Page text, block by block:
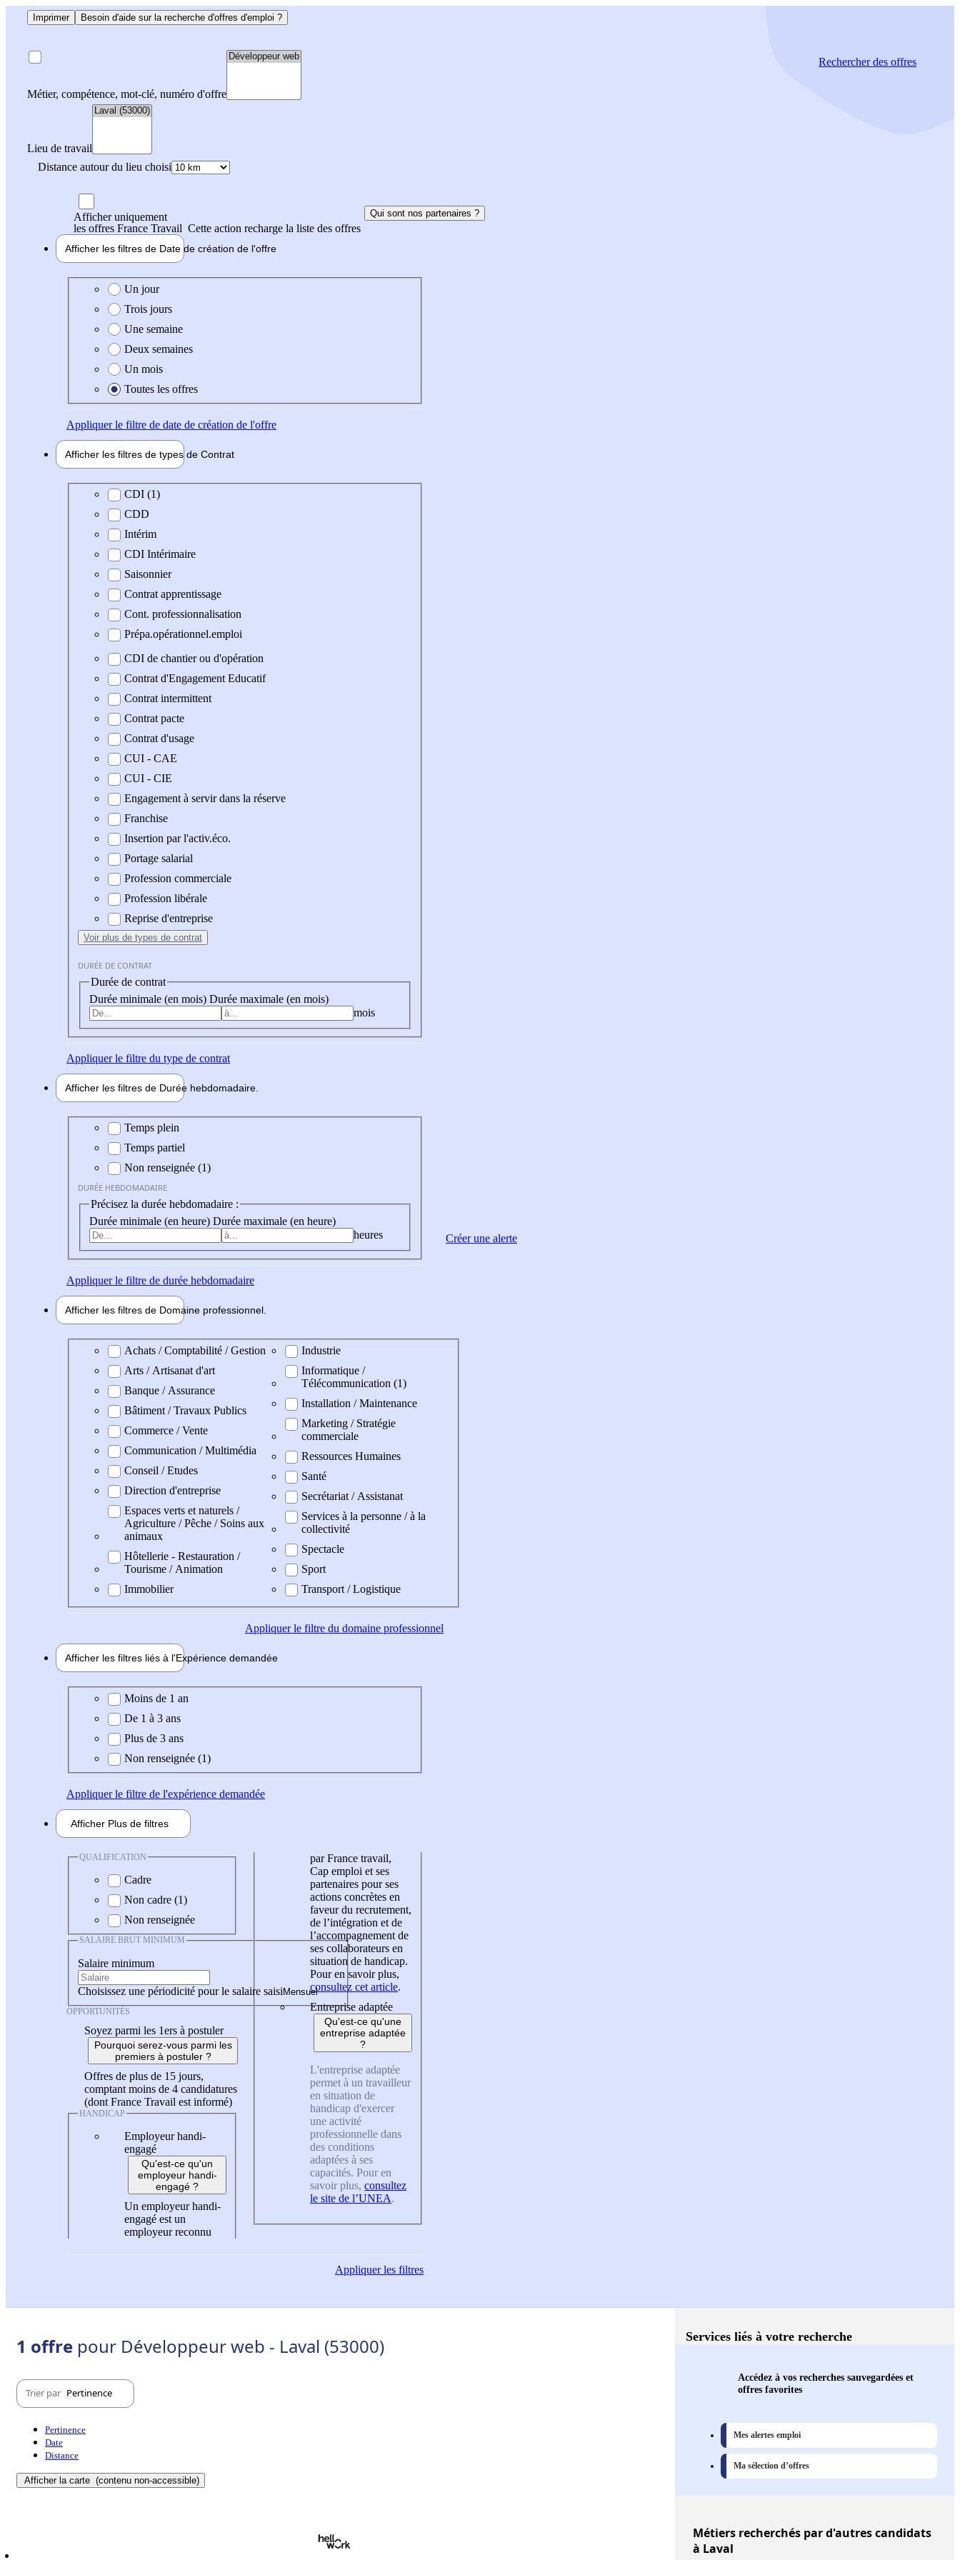
Imprimer Besoin d'aide sur la recherche d'offres d'emploi ?
Métier, compétence, mot-clé, numéro d'offre
Lieu de travail
Distance autour du lieu choisi
Rechercherdes offres
Afficher uniquement
les offres France Travail Cette action recharge la liste des offres
Qui sont nos partenaires ?
Afficher les filtres de Date de création de l'offre
Date de création de l'offre
Un jour
Trois jours
Une semaine
Deux semaines
Un mois
Toutes les offres
Appliquerle filtre de date de création de l'offre
Afficher les filtres de types de Contrat
Type de contrat
CDI (1)
CDD
Intérim
CDI Intérimaire
Saisonnier
Contrat apprentissage
Cont. professionnalisation
Prépa.opérationnel.emploi
CDI de chantier ou d'opération
Contrat d'Engagement Educatif
Contrat intermittent
Contrat pacte
Contrat d'usage
CUI - CAE
CUI - CIE
Engagement à servir dans la réserve
Franchise
Insertion par l'activ.éco.
Portage salarial
Profession commerciale
Profession libérale
Reprise d'entreprise
Voir plus de types de contrat
DURÉE DE CONTRAT
Durée de contrat
Durée minimale (en mois) Durée maximale (en mois)
mois
Appliquerle filtre du type de contrat
Afficher les filtres de Durée hebdomadaire
Durée hebdomadaire
Temps plein
Temps partiel
Non renseignée (1)
DURÉE HEBDOMADAIRE
Précisez la durée hebdomadaire :
Durée minimale (en heure) Durée maximale (en heure)
heures
Appliquerle filtre de durée hebdomadaire
Afficher les filtres de Domaine professionnel
Domaine professionel
Achats / Comptabilité / Gestion
Arts / Artisanat d'art
Banque / Assurance
Bâtiment / Travaux Publics
Commerce / Vente
Communication / Multimédia
Conseil / Etudes
Direction d'entreprise
Espaces verts et naturels /
Agriculture / Pêche / Soins aux
animaux
Hôtellerie - Restauration /
Tourisme / Animation
Immobilier
Industrie
Informatique /
Télécommunication (1)
Installation / Maintenance
Marketing / Stratégie
commerciale
Ressources Humaines
Santé
Secrétariat / Assistanat
Services à la personne / à la
collectivité
Spectacle
Sport
Transport / Logistique
Appliquerle filtre du domaine professionnel
Afficher les filtres liés à l'Expérience demandée
Expérience demandée
Moins de 1 an
De 1 à 3 ans
Plus de 3 ans
Non renseignée (1)
Appliquerle filtre de l'expérience demandée
Afficher Plus de filtres
QUALIFICATION
Cadre
Non cadre (1)
Non renseignée
SALAIRE BRUT MINIMUM
Salaire minimum
Choisissez une périodicité pour le salaire saisi
OPPORTUNITÉS
Soyez parmi les 1ers à postuler
Pourquoi serez-vous parmi les
premiers à postuler ?
Offres de plus de 15 jours,
comptant moins de 4 candidatures
(dont France Travail est informé)
HANDICAP
Employeur handi-
engagé
Qu'est-ce qu'un
employeur handi-
engagé ?
Un employeur handi-
engagé est un
employeur reconnu
par France travail,
Cap emploi et ses
partenaires pour ses
actions concrètes en
faveur du recrutement,
de l’intégration et de
l’accompagnement de
ses collaborateurs en
situation de handicap.
Pour en savoir plus,
consultez cet article.
Entreprise adaptée
Qu'est-ce qu'une
entreprise adaptée
?
L'entreprise adaptée
permet à un travailleur
en situation de
handicap d'exercer
une activité
professionnelle dans
des conditions
adaptées à ses
capacités. Pour en
savoir plus, consultez
le site de l’UNEA.
Appliquerles filtres
Créer une alerte
1 offre pour Développeur web - Laval (53000)
Trier par Pertinence
Pertinence
Date
Distance
Afficher la carte (contenu non-accessible)
Services liés à votre recherche
Accédez à vos recherches sauvegardées et
offres favorites
Mes alertes emploi
Ma sélection d’offres
Métiers recherchés par d'autres candidats
à Laval